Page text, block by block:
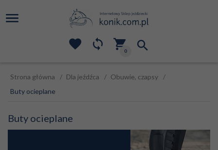
0
Strona główna Dla jeźdźca
Obuwie, czapsy
Buty ocieplane
Buty ocieplane